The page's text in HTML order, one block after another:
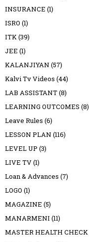
INSURANCE (1)
ISRO (1)
ITK(39)
JEE (1)
KALANJIYAN (57)
Kalvi Tv Videos (44)
LAB ASSISTANT(8)
LEARNING OUTCOMES (8)
Leave Rules (6)
LESSON PLAN (116)
LEVEL UP (3)
LIVE TV(1)
Loan & Advances (7)
LOGO (1)
MAGAZINE (5)
MANARMENI (11)
MASTER HEALTH CHECK